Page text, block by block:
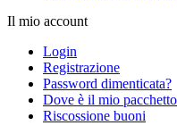
Il mio account
Login
Registrazione
Password dimenticata?
Dove è il mio
Riscossione buoni